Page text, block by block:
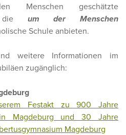
Menschen geschätzte
die um der Menschen
Schule anbieten.
weitere Informationen im
zugänglich:
Festakt zu 900 Jahre
in Magdeburg und 30 Jahre
Magdeburg